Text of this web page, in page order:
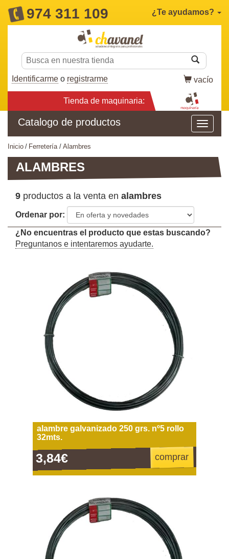
974 311 109 ¿Te ayudamos?
Identificarme o registrarme vacío
Tienda de maquinaria:
Catalogo de productos
inicio ferretería alambres
ALAMBRES
9 productos a la venta en alambres
Ordenar por:
¿No encuentras el producto que estas buscando?
Preguntanos e intentaremos ayudarte.
alambre galvanizado 250 grs. nº5 rollo
32mts.
3,84€ comprar